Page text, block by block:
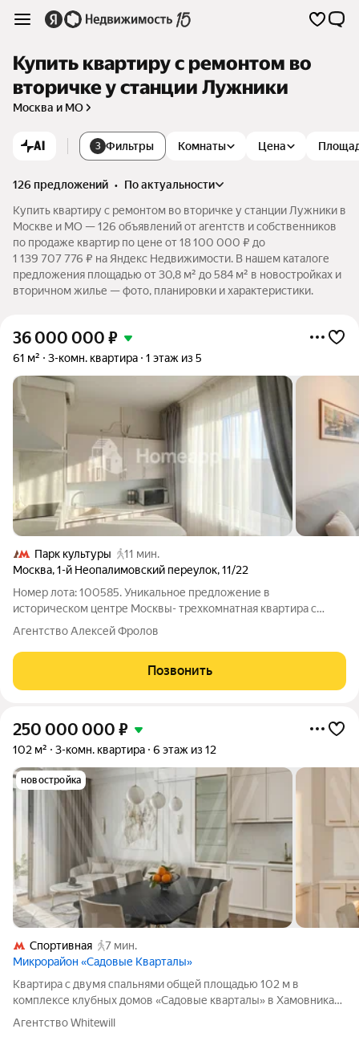
Купить квартиру с ремонтом во
вторичке у станции Лужники
Москва и МО
AI 3 Фильтры Комнаты Цена
126 предложений •
по актуальности
Купить квартиру с ремонтом во вторичке у станции Лужники в
Москве и МО — 126 объявлений от агентств и собственников
по продаже квартир по цене от 18 100 000 ₽ до
1 139 707 776 ₽ на Яндекс Недвижимости. В нашем каталоге
предложения площадью от 30,8 м² до 584 м² в новостройках и
вторичном жилье — фото, планировки и характеристики.
36 000 000 ₽
61 м² 3-комн. квартира 1 этаж из 5
Парк культуры
11 мин.
Москва,1-й Неопалимовский переулок,11/22
Номер лота: 100585. Уникальное предложение в
историческом центре Москвы- трехкомнатная квартира с
евроремонтом в доме 1934 года- уникальная возможность
жить в сердце Москвы в уютной обстановке тихого переулка.
Свежий евроремонт дает возможность
Агентство Алексей Фролов
Позвонить
250 000 000 ₽
102 м² 3-комн. квартира 6 этаж из 12
новостройка
Спортивная
7 мин.
Микрорайон «Садовые Кварталы»
Квартира с двумя спальнями общей площадью 102 м в
комплексе клубных домов «Садовые кварталы» в Хамовниках.
Квартира расположена на шестом этаже в корпусе 2.10.
Агентство Whitewill